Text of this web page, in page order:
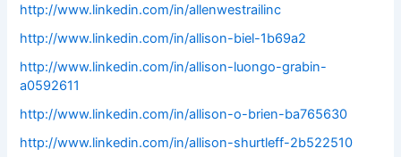
http://www.linkedin.com/in/allenwestrailinc
http://www.linkedin.com/in/allison-biel-1b69a2
http://www.linkedin.com/in/allison-luongo-grabin-
a0592611
http://www.linkedin.com/in/allison-o-brien-ba765630
http://www.linkedin.com/in/allison-shurtleff-2b522510